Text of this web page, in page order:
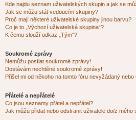
Kde najdu seznam uživatelských skupin a jak se
Jak se můžu stát vedoucím skupiny?
Proč mají některé uživatelské skupiny jinou barvu?
Co je to „Výchozí uživatelská skupina“?
K čemu slouží odkaz „Tým“?
Soukromé zprávy
Nemůžu posílat soukromé zprávy!
Dostávám nechtěné soukromé zprávy!
Přišel mi od někoho na tomto fóru nevyžádaný nebo
Přátelé a nepřátelé
Co jsou seznamy přátel a nepřátel?
Jak můžu přidat nebo odstranit uživatele do/z mého